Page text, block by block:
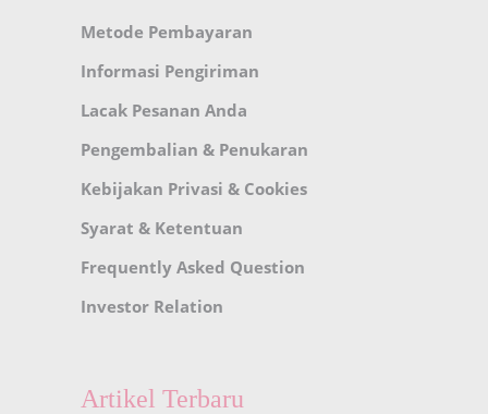
Metode Pembayaran
Informasi Pengiriman
Lacak Pesanan Anda
Pengembalian & Penukaran
Kebijakan Privasi & Cookies
Syarat & Ketentuan
Frequently Asked Question
Investor Relation
Artikel Terbaru